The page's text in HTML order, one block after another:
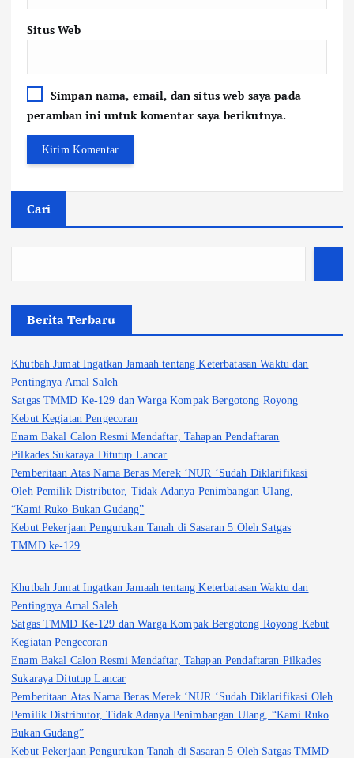
Situs Web
Simpan nama, email, dan situs web saya pada
peramban ini untuk komentar saya berikutnya.
Cari
Berita Terbaru
Khutbah Jumat Ingatkan Jamaah tentang Keterbatasan Waktu dan
Pentingnya Amal Saleh
Satgas TMMD Ke-129 dan Warga Kompak Bergotong Royong
Kebut Kegiatan Pengecoran
Enam Bakal Calon Resmi Mendaftar, Tahapan Pendaftaran
Pilkades Sukaraya Ditutup Lancar
Pemberitaan Atas Nama Beras Merek ‘NUR ‘Sudah Diklarifikasi
Oleh Pemilik Distributor, Tidak Adanya Penimbangan Ulang,
“Kami Ruko Bukan Gudang”
Kebut Pekerjaan Pengurukan Tanah di Sasaran 5 Oleh Satgas
TMMD ke-129
Khutbah Jumat Ingatkan Jamaah tentang Keterbatasan Waktu dan
Pentingnya Amal Saleh
Satgas TMMD Ke-129 dan Warga Kompak Bergotong Royong Kebut
Kegiatan Pengecoran
Enam Bakal Calon Resmi Mendaftar, Tahapan Pendaftaran Pilkades
Sukaraya Ditutup Lancar
Pemberitaan Atas Nama Beras Merek ‘NUR ‘Sudah Diklarifikasi Oleh
Pemilik Distributor, Tidak Adanya Penimbangan Ulang, “Kami Ruko
Bukan Gudang”
Kebut Pekerjaan Pengurukan Tanah di Sasaran 5 Oleh Satgas TMMD